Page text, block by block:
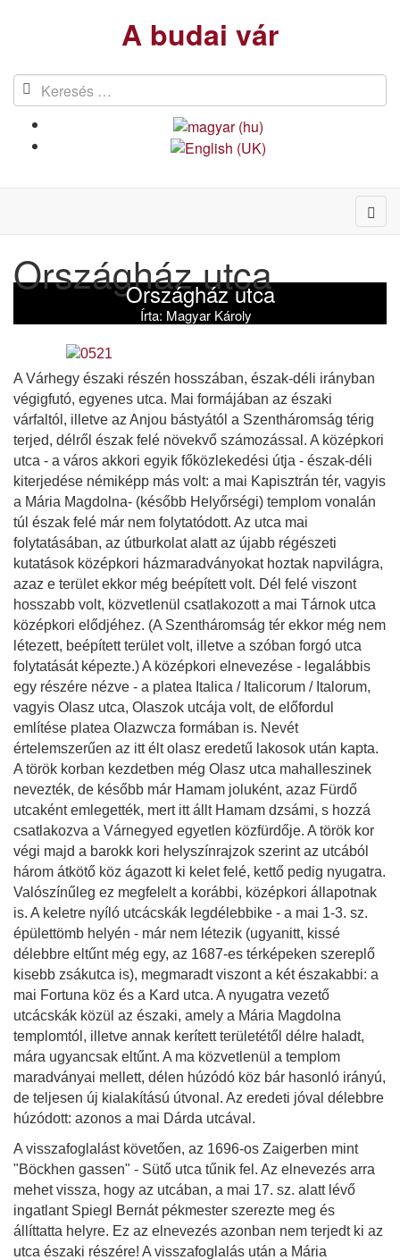
A budai vár
Országház utca
Országház utca
Írta: Magyar Károly
A Várhegy északi részén hosszában, észak-déli irányban
végigfutó, egyenes utca. Mai formájában az északi
várfaltól, illetve az Anjou bástyától a Szentháromság térig
terjed, délről észak felé növekvő számozással. A középkori
utca - a város akkori egyik főközlekedési útja - észak-déli
kiterjedése némiképp más volt: a mai Kapisztrán tér, vagyis
a Mária Magdolna- (később Helyőrségi) templom vonalán
túl észak felé már nem folytatódott. Az utca mai
folytatásában, az útburkolat alatt az újabb régészeti
kutatások középkori házmaradványokat hoztak napvilágra,
azaz e terület ekkor még beépített volt. Dél felé viszont
hosszabb volt, közvetlenül csatlakozott a mai Tárnok utca
középkori elődjéhez. (A Szentháromság tér ekkor még nem
létezett, beépített terület volt, illetve a szóban forgó utca
folytatását képezte.) A középkori elnevezése - legalábbis
egy részére nézve - a platea Italica / Italicorum / Italorum,
vagyis Olasz utca, Olaszok utcája volt, de előfordul
említése platea Olazwcza formában is. Nevét
értelemszerűen az itt élt olasz eredetű lakosok után kapta.
A török korban kezdetben még Olasz utca mahalleszinek
nevezték, de később már Hamam joluként, azaz Fürdő
utcaként emlegették, mert itt állt Hamam dzsámi, s hozzá
csatlakozva a Várnegyed egyetlen közfürdője. A török kor
végi majd a barokk kori helyszínrajzok szerint az utcából
három átkötő köz ágazott ki kelet felé, kettő pedig nyugatra.
Valószínűleg ez megfelelt a korábbi, középkori állapotnak
is. A keletre nyíló utcácskák legdélebbike - a mai 1-3. sz.
épülettömb helyén - már nem létezik (ugyanitt, kissé
délebbre eltűnt még egy, az 1687-es térképeken szereplő
kisebb zsákutca is), megmaradt viszont a két északabbi: a
mai Fortuna köz és a Kard utca. A nyugatra vezető
utcácskák közül az északi, amely a Mária Magdolna
templomtól, illetve annak kerített területétől délre haladt,
mára ugyancsak eltűnt. A ma közvetlenül a templom
maradványai mellett, délen húzódó köz bár hasonló irányú,
de teljesen új kialakítású útvonal. Az eredeti jóval délebbre
húzódott: azonos a mai Dárda utcával.
A visszafoglalást követően, az 1696-os Zaigerben mint
"Böckhen gassen" - Sütő utca tűnik fel. Az elnevezés arra
mehet vissza, hogy az utcában, a mai 17. sz. alatt lévő
ingatlant Spiegl Bernát pékmester szerezte meg és
állíttatta helyre. Ez az elnevezés azonban nem terjedt ki az
utca északi részére! A visszafoglalás után a Mária